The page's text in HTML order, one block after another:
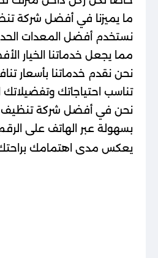
ما يميزنا في أفضل شركة
نستخدم أفضل المعدات
مما يجعل خدماتنا الخيار
نحن نقدم خدماتنا بأسعار
تناسب احتياجاتك
نحن في أفضل شركة تنظيف
بسهولة عبر الهاتف على
يعكس مدى اهتمامك